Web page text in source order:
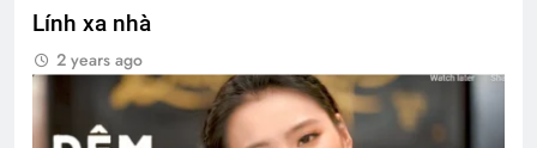
Lính xa nhà
2 years ago